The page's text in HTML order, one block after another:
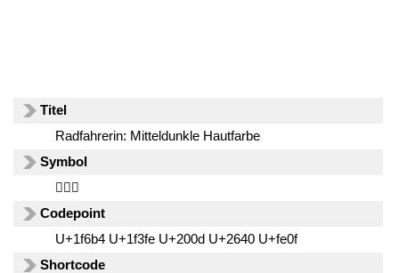
Titel
Radfahrerin: Mitteldunkle Hautfarbe
Symbol
🚴🏾‍♀️
Codepoint
U+1f6b4 U+1f3fe U+200d U+2640 U+fe0f
Shortcode